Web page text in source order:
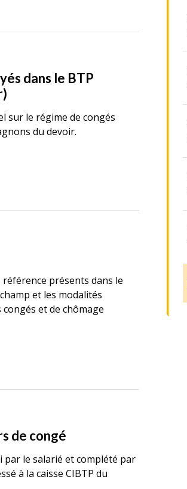
dans le BTP
sur le régime de congés
du devoir.
présents dans le
et les modalités
et de chômage
de congé
le salarié et complété par
à la caisse CIBTP du